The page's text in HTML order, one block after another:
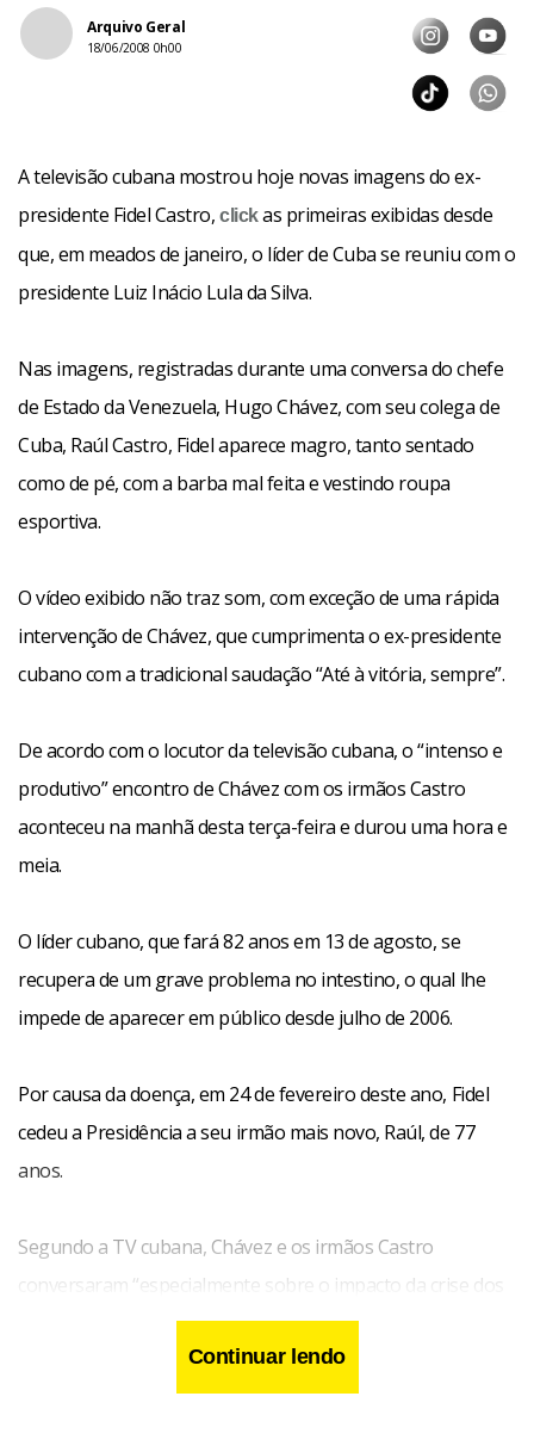
Arquivo Geral
18/06/2008 0h00
A televisão cubana mostrou hoje novas imagens do ex-
presidente Fidel Castro,clickas primeiras exibidas desde
que, em meados de janeiro, o líder de Cuba se reuniu com o
presidente Luiz Inácio Lula da Silva.
Nas imagens, registradas durante uma conversa do chefe
de Estado da Venezuela, Hugo Chávez, com seu colega de
Cuba, Raúl Castro, Fidel aparece magro, tanto sentado
como de pé, com a barba mal feita e vestindo roupa
esportiva.
O vídeo exibido não traz som, com exceção de uma rápida
intervenção de Chávez, que cumprimenta o ex-presidente
cubano com a tradicional saudação “Até à vitória, sempre”.
De acordo com o locutor da televisão cubana, o “intenso e
produtivo” encontro de Chávez com os irmãos Castro
aconteceu na manhã desta terça-feira e durou uma hora e
meia.
O líder cubano, que fará 82 anos em 13 de agosto, se
recupera de um grave problema no intestino, o qual lhe
impede de aparecer em público desde julho de 2006.
Por causa da doença, em 24 de fevereiro deste ano, Fidel
cedeu a Presidência a seu irmão mais novo, Raúl, de 77
anos.
Segundo a TV cubana, Chávez e os irmãos Castro
conversaram “especialmente sobre o impacto da crise dos
preços dos alimentos” e a maneira como os países devem
Continuar lendo